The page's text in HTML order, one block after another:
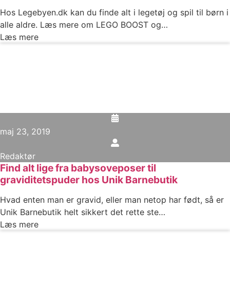
Hos Legebyen.dk kan du finde alt i legetøj og spil til børn i
alle aldre. Læs mere om LEGO BOOST og…
Læs mere
maj 23, 2019
Redaktør
Find alt lige fra babysoveposer til
graviditetspuder hos Unik Barnebutik
Hvad enten man er gravid, eller man netop har født, så er
Unik Barnebutik helt sikkert det rette ste…
Læs mere